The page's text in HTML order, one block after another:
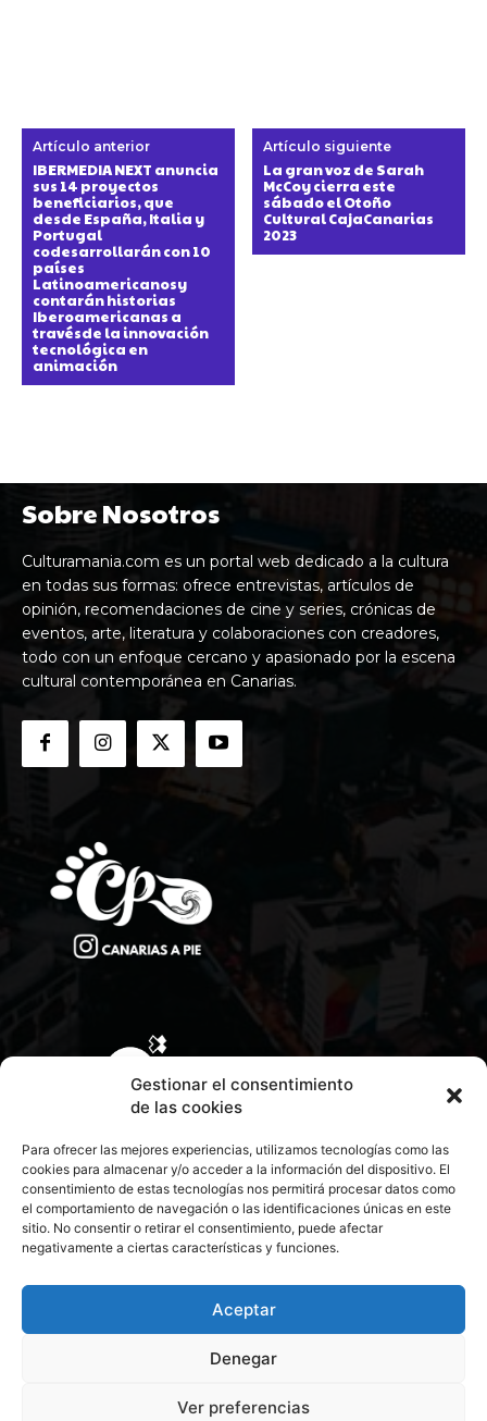
Gestionar el consentimiento
de las cookies
Para ofrecer las mejores experiencias, utilizamos tecnologías como las
cookies para almacenar y/o acceder a la información del dispositivo. El
consentimiento de estas tecnologías nos permitirá procesar datos como
el comportamiento de navegación o las identificaciones únicas en este
sitio. No consentir o retirar el consentimiento, puede afectar
negativamente a ciertas características y funciones.
Aceptar
Denegar
Ver preferencias
Artículo anterior
IBERMEDIA NEXT anuncia
sus 14 proyectos
beneficiarios, que
desde España, Italia y
Portugal
codesarrollarán con 10
países
Latinoamericanosy
contarán historias
Iberoamericanas a
travésde la innovación
tecnológica en
animación
Artículo siguiente
La gran voz de Sarah
McCoy cierra este
sábado el Otoño
Cultural CajaCanarias
2023
Sobre Nosotros
Culturamania.com es un portal web dedicado a la cultura
en todas sus formas: ofrece entrevistas, artículos de
opinión, recomendaciones de cine y series, crónicas de
eventos, arte, literatura y colaboraciones con creadores,
todo con un enfoque cercano y apasionado por la escena
cultural contemporánea en Canarias.
CONTACTA CON NOSOTROS